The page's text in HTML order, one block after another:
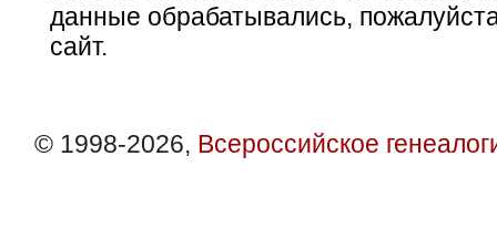
данные обрабатывались,
сайт.
© 1998-2026, Всероссийское